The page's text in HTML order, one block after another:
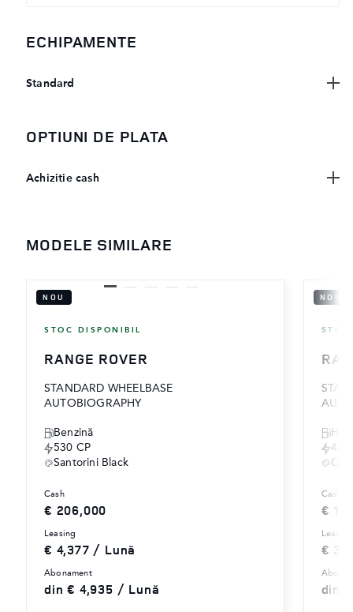
ECHIPAMENTE
Standard
OPTIUNI DE PLATA
Achizitie cash
MODELE SIMILARE
NOU
STOC DISPONIBIL
RANGE ROVER
STANDARD WHEELBASE
AUTOBIOGRAPHY
‎Benzină
530 CP
Santorini Black
cash
€ 206,000
leasing
€ 4,377 / Lună
abonament
din € 4,935 / Lună
NOU
460
cash
€
leasing
€
din